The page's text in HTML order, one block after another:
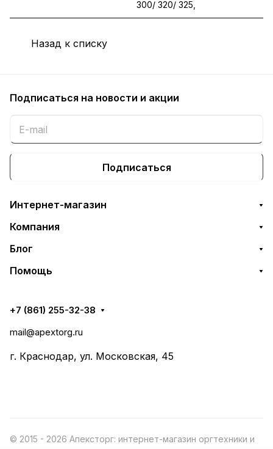
300/ 320/ 325,
Назад к списку
Подписаться на новости и акции
Подписаться
Интернет-магазин
Компания
Блог
Помощь
+7 (861) 255-32-38
mail@apextorg.ru
г. Краснодар, ул. Московская, 45
© 2015 - 2026 Апексторг: интернет-магазин оргтехники и